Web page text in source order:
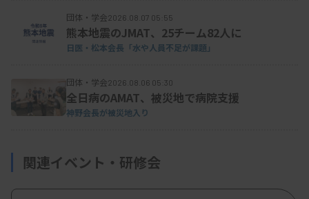
団体・学会2026.08.07 05:55
熊本地震のJMAT、25チーム82人に
日医・松本会長「水や人員不足が課題」
団体・学会2026.08.06 05:30
全日病のAMAT、被災地で病院支援
神野会長が被災地入り
関連イベント・研修会